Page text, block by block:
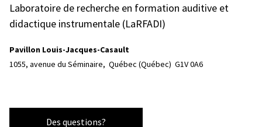
Laboratoire de recherche en formation auditive et
didactique instrumentale (LaRFADI)
Pavillon Louis-Jacques-Casault
1055, avenue du Séminaire, Québec (Québec)  G1V 0A6
Des questions?